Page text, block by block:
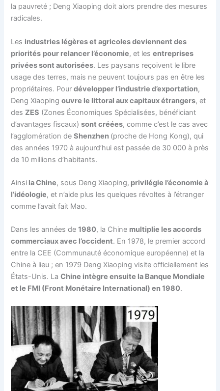
la pauvreté ; Deng Xiaoping doit alors prendre des mesures
radicales.
Les industries légères et agricoles deviennent des
priorités pour relancer l’économie, et lesentreprises
privées sont autorisées. Les paysans reçoivent le libre
usage des terres, mais ne peuvent toujours pas en être les
propriétaires. Pourdévelopper l’industrie d’exportation,
Deng Xiaopingouvre le littoral aux capitaux étrangers, et
desZES (Zones Économiques Spécialisées, bénéficiant
d’avantages fiscaux)sont créées, comme c’est le cas avec
l’agglomération deShenzhen (proche de Hong Kong), qui
des années 1970 à aujourd’hui est passée de 30 000 à près
de 10 millions d’habitants.
Ainsi la Chine, sous Deng Xiaoping, privilégie l’économie à
l’idéologie, et n’aide plus les quelques révoltes à l’étranger
comme l’avait fait Mao.
Dans les années de1980, la Chine multiplie les accords
commerciaux avec l’occident. En 1978, le premier accord
entre la CEE (Communauté économique européenne) et la
Chine à lieu ; en 1979 Deng Xiaoping visite officiellement les
États-Unis. LaChine intègre ensuite la Banque Mondiale
et le FMI (Front Monétaire International) en 1980.